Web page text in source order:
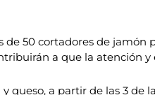
de 50 cortadores de jamón
a que la atención y
queso, a partir de las 3 de